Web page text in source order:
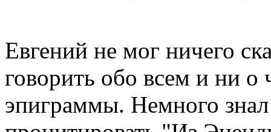
Евгений не мог ничего
говорить обо всем и ни о
эпиграммы. Немного